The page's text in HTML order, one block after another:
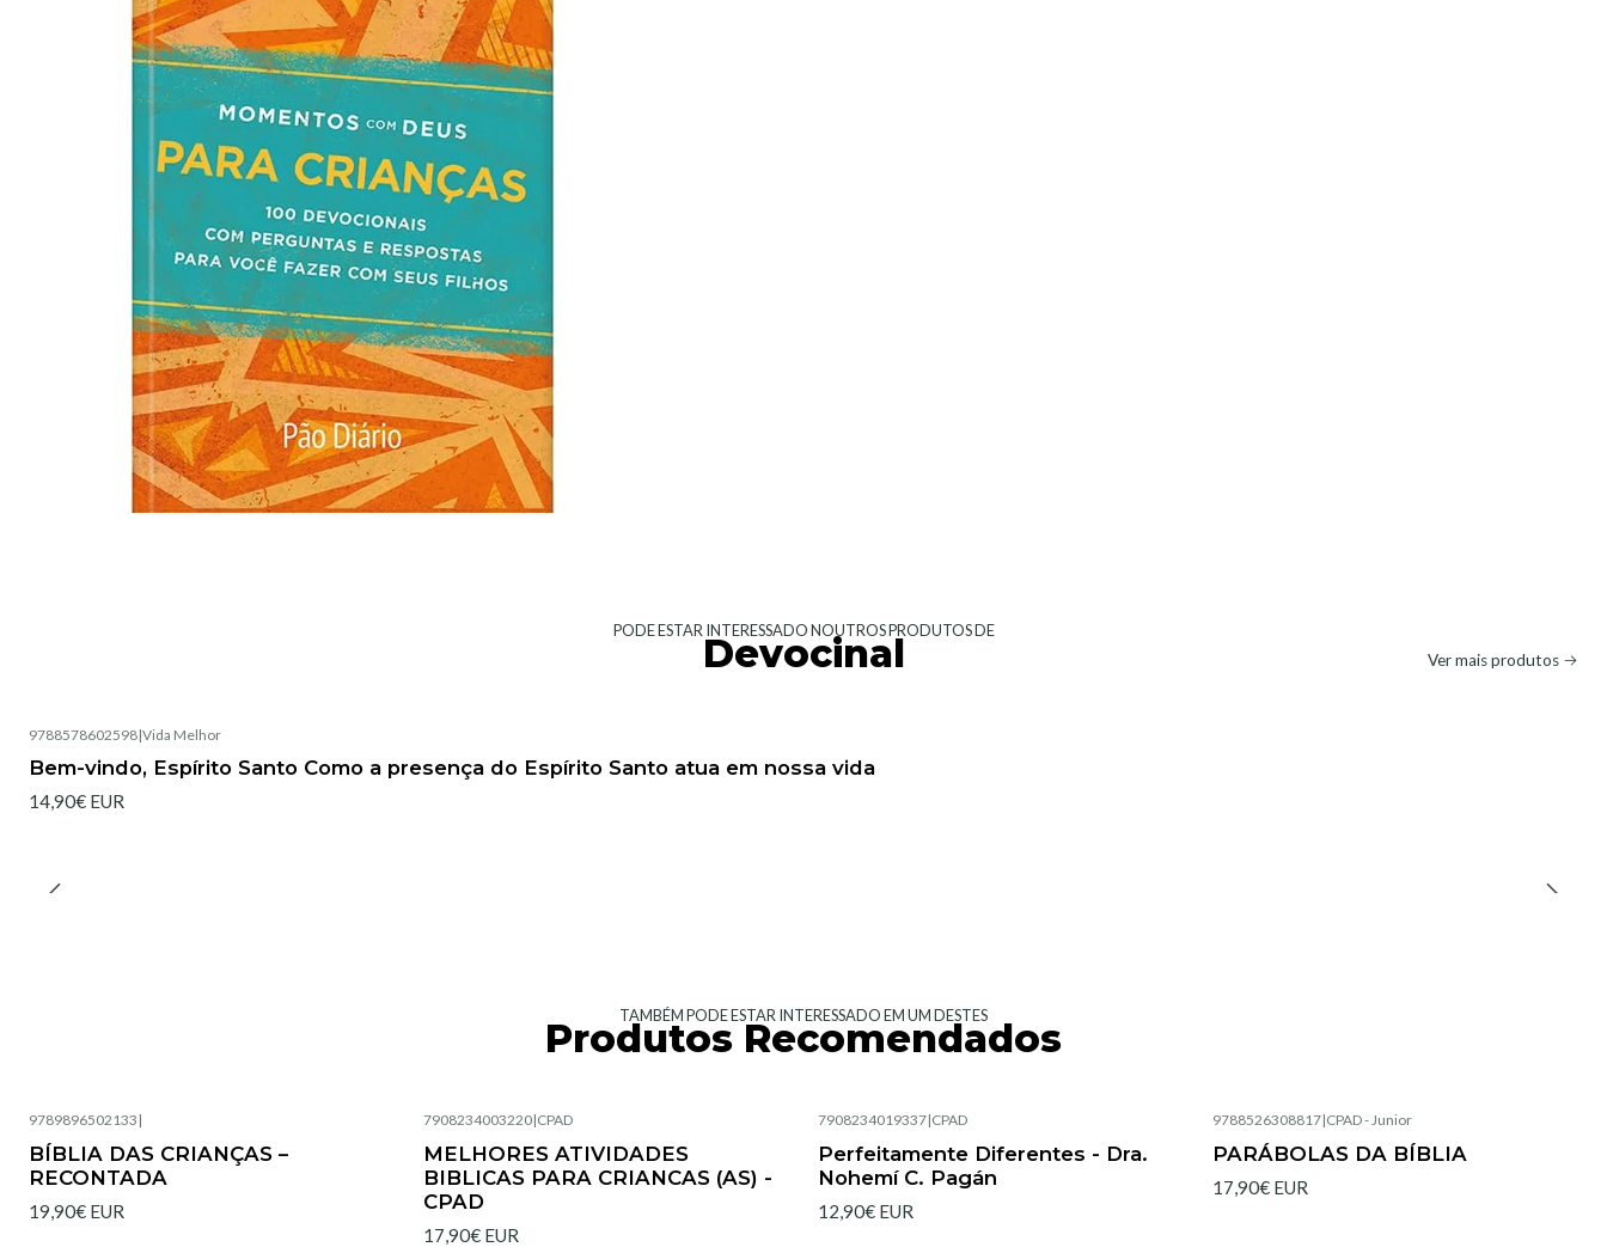
PODE ESTAR INTERESSADO NOUTROS PRODUTOS DE
Devocinal Ver mais produtos
9788578602598|Vida Melhor
Bem-vindo, Espírito Santo Como a presença do Espírito Santo atua em nossa vida
14,90€ EUR
TAMBÉM PODE ESTAR INTERESSADO EM UM DESTES
Produtos Recomendados
9789896502133 |
BÍBLIA DAS CRIANÇAS –
RECONTADA
19,90€ EUR
7908234003220|CPAD
MELHORES ATIVIDADES
BIBLICAS PARA CRIANCAS (AS) -
CPAD
17,90€ EUR
7908234019337|CPAD
Perfeitamente Diferentes - Dra.
Nohemí C. Pagán
12,90€ EUR
9788526308817|CPAD - Junior
PARÁBOLAS DA BÍBLIA
17,90€ EUR